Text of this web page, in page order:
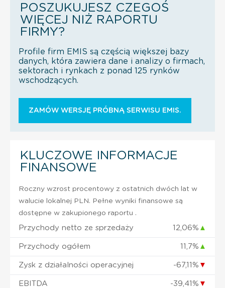
POSZUKUJESZ CZEGOŚ
WIĘCEJ NIŻ RAPORTU
FIRMY?
Profile firm EMIS są częścią większej bazy
danych, która zawiera dane i analizy o firmach,
sektorach i rynkach z ponad 125 rynków
wschodzących.
ZAMÓW WERSJĘ PRÓBNĄ SERWISU EMIS.
KLUCZOWE INFORMACJE
FINANSOWE
Roczny wzrost procentowy z ostatnich dwóch lat w
walucie lokalnej PLN. Pełne wyniki finansowe są
dostępne w zakupionego raportu .
Przychody netto ze sprzedaży 12,06% ▲
Przychody ogółem 11,7% ▲
Zysk z działalności operacyjnej -67,11% ▼
EBITDA -39,41% ▼